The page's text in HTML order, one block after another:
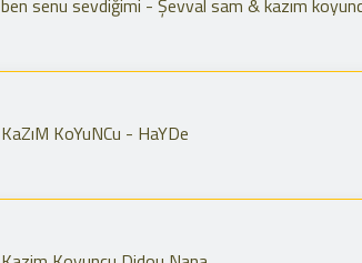
ben senu sevdiğimi - Şevval sam & kazım
KaZıM KoYuNCu - HaYDe